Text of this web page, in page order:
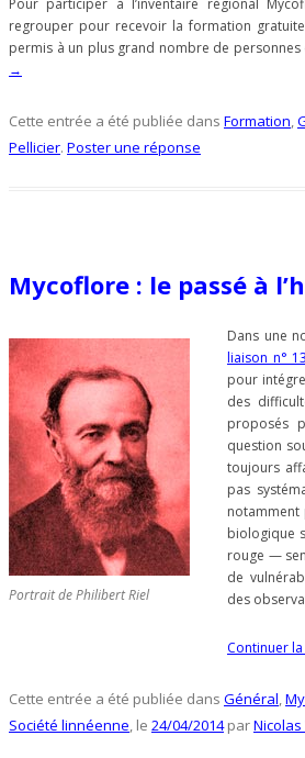
Pour participer à l’inventaire régional
regrouper pour recevoir la formation
permis à un plus grand nombre de
→
Cette entrée a été publiée dans Formation,
Pellicier. Poster une réponse
Mycoflore : le passé à
Portrait de Philibert Riel
Dans une
liaison n°
pour
des
proposés
question
toujours
pas
notamment
biologique
rouge —
de
des
Continuer
Cette entrée a été publiée dans Général,
Société linnéenne, le 24/04/2014 par